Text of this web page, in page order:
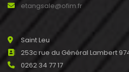
etangsale@ofim.fr
Saint Leu
253c rue du Général Lambert
0262 34 77 17